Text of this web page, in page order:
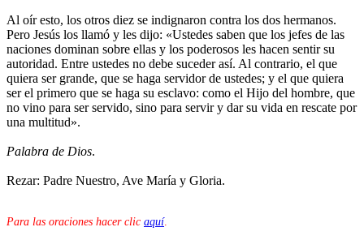
Al oír esto, los otros diez se indignaron contra los dos hermanos.
Pero Jesús los llamó y les dijo: «Ustedes saben que los jefes de las
naciones dominan sobre ellas y los poderosos les hacen sentir su
autoridad. Entre ustedes no debe suceder así. Al contrario, el que
quiera ser grande, que se haga servidor de ustedes; y el que quiera
ser el primero que se haga su esclavo: como el Hijo del hombre, que
no vino para ser servido, sino para servir y dar su vida en rescate por
una multitud».
Palabra de Dios.
Rezar: Padre Nuestro, Ave María y Gloria.
Para las oraciones hacer clic aquí.